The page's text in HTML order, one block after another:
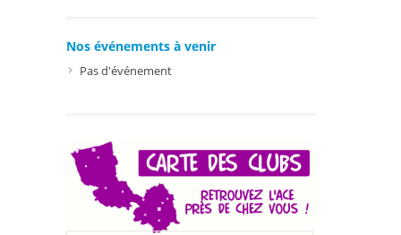
Nos événements à venir
Pas d'événement